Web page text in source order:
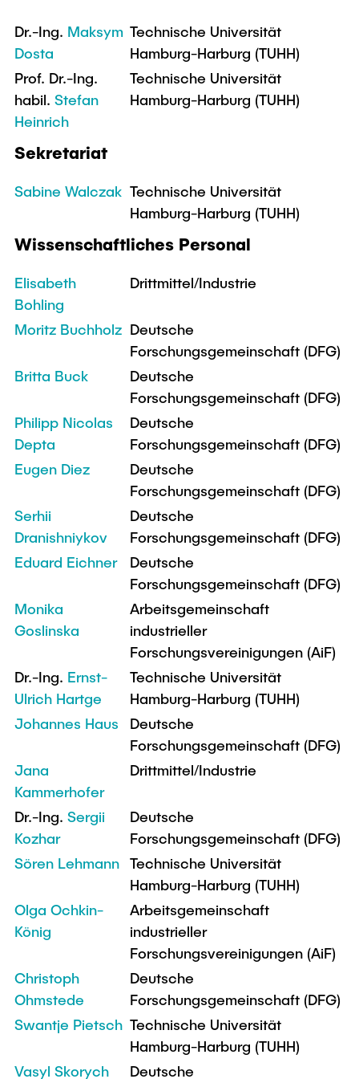
Lehre und Lernen
Best Practices Lehre
Hochschuldidaktik - ZLL
LearnING Center
Lehre im europäischen Verbund (ECIU)
WorkINGLab / Makerspace
„Biobasierte Prozesse und
Reaktortechnologien“
Forschung und Institute
Institute im Überblick
Dr.-Ing. Maksym
Dosta
Technische Universität
Hamburg-Harburg (TUHH)
Prof. Dr.-Ing.
habil. Stefan
Heinrich
Technische Universität
Hamburg-Harburg (TUHH)
Sekretariat
Sabine Walczak Technische Universität
Hamburg-Harburg (TUHH)
Wissenschaftliches Personal
Elisabeth
Bohling
Drittmittel/Industrie
Moritz Buchholz Deutsche
Forschungsgemeinschaft (DFG)
Britta Buck
Deutsche
Forschungsgemeinschaft (DFG)
Philipp Nicolas
Depta
Deutsche
Forschungsgemeinschaft (DFG)
Eugen Diez
Deutsche
Forschungsgemeinschaft (DFG)
Serhii
Dranishniykov
Deutsche
Forschungsgemeinschaft (DFG)
Eduard Eichner
Deutsche
Forschungsgemeinschaft (DFG)
Monika
Goslinska
Arbeitsgemeinschaft
industrieller
Forschungsvereinigungen (AiF)
Dr.-Ing. Ernst-
Ulrich Hartge
Technische Universität
Hamburg-Harburg (TUHH)
Johannes Haus
Deutsche
Forschungsgemeinschaft (DFG)
Jana
Kammerhofer
Drittmittel/Industrie
Dr.-Ing. Sergii
Kozhar
Deutsche
Forschungsgemeinschaft (DFG)
Sören Lehmann Technische Universität
Hamburg-Harburg (TUHH)
Olga Ochkin-
König
Arbeitsgemeinschaft
industrieller
Forschungsvereinigungen (AiF)
Christoph
Ohmstede
Deutsche
Forschungsgemeinschaft (DFG)
Swantje Pietsch Technische Universität
Hamburg-Harburg (TUHH)
Vasyl Skorych
Deutsche